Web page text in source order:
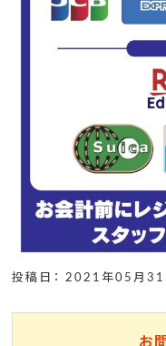
投稿日： 2021年05月31
お